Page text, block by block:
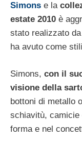
Simons e la
estate 2010 è
stato realizzato da
ha avuto come
Simons, con il
visione della
bottoni di metallo
schiavitù, camicie
forma e nel